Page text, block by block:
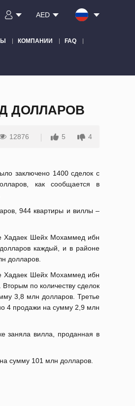
AED
КОМПАНИИ FAQ
ДОЛЛАРОВ
12876 5 4
заключено 1400 сделок с
как сообщается в
944 квартиры и виллы –
Хадаек Шейх Мохаммед ибн
каждый, и в районе
долларов.
Хадаек Шейх Мохаммед ибн
по количеству сделок
3,8 млн долларов. Третье
4 продажи на сумму 2,9 млн
заняла вилла, проданная в
сумму 101 млн долларов.